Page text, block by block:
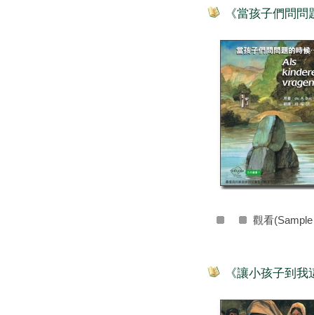
《當孩子們問
觀看
《讓小孩子到